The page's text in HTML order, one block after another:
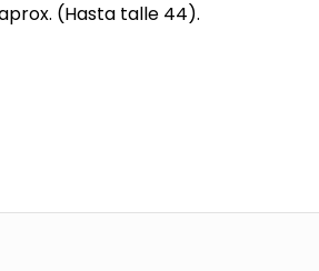
(Hasta talle 44).